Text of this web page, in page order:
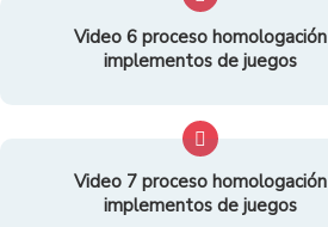
Video 6 proceso homologación
implementos de juegos
Video 7 proceso homologación
implementos de juegos